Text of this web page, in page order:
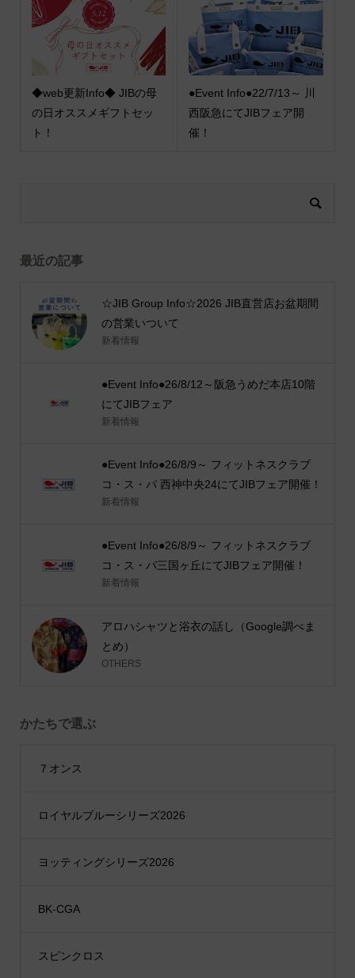
◆web更新Info◆ JIBの母
の日オススメギフトセッ
ト！
●Event Info●22/7/13～ 川
西阪急にてJIBフェア開
催！
最近の記事
☆JIB Group Info☆2026 JIB直営店お盆期間
の営業いついて
新着情報
●Event Info●26/8/12～阪急うめだ本店10階
にてJIBフェア
新着情報
●Event Info●26/8/9～ フィットネスクラブ
コ・ス・パ 西神中央24にてJIBフェア開催！
新着情報
●Event Info●26/8/9～ フィットネスクラブ
コ・ス・パ三国ヶ丘にてJIBフェア開催！
新着情報
アロハシャツと浴衣の話し（Google調べま
とめ）
OTHERS
かたちで選ぶ
７オンス
ロイヤルブルーシリーズ2026
ヨッティングシリーズ2026
BK-CGA
スピンクロス